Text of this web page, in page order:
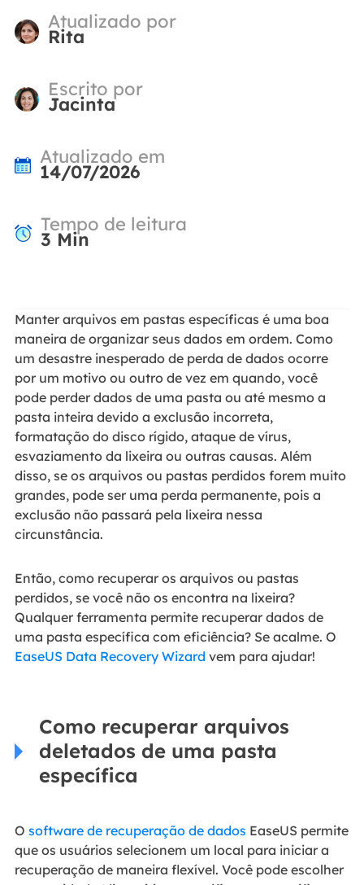
Atualizado por
Rita
Escrito por
Jacinta
Atualizado em
14/07/2026
Tempo de leitura
3 Min
Manter arquivos em pastas específicas é uma boa
maneira de organizar seus dados em ordem. Como
um desastre inesperado de perda de dados ocorre
por um motivo ou outro de vez em quando, você
pode perder dados de uma pasta ou até mesmo a
pasta inteira devido a exclusão incorreta,
formatação do disco rígido, ataque de vírus,
esvaziamento da lixeira ou outras causas. Além
disso, se os arquivos ou pastas perdidos forem muito
grandes, pode ser uma perda permanente, pois a
exclusão não passará pela lixeira nessa
circunstância.
Então, como recuperar os arquivos ou pastas
perdidos, se você não os encontra na lixeira?
Qualquer ferramenta permite recuperar dados de
uma pasta específica com eficiência? Se acalme. O
EaseUS Data Recovery Wizard vem para ajudar!
Como recuperar arquivos
deletados de uma pasta
específica
O software de recuperação de dados EaseUS permite
que os usuários selecionem um local para iniciar a
recuperação de maneira flexível. Você pode escolher